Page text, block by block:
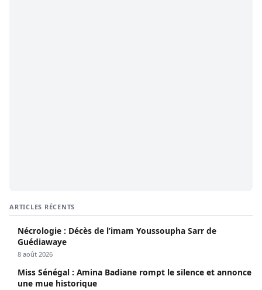
ARTICLES RÉCENTS
Nécrologie : Décès de l’imam Youssoupha Sarr de
Guédiawaye
8 août 2026
Miss Sénégal : Amina Badiane rompt le silence et annonce
une mue historique